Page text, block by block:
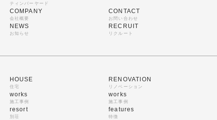
ティンバーヤード
COMPANY
会社概要
NEWS
お知らせ
CONTACT
お問い合わせ
RECRUIT
リクルート
HOUSE
住宅
works
施工事例
resort
別荘
RENOVATION
リノベーション
works
施工事例
features
特徴